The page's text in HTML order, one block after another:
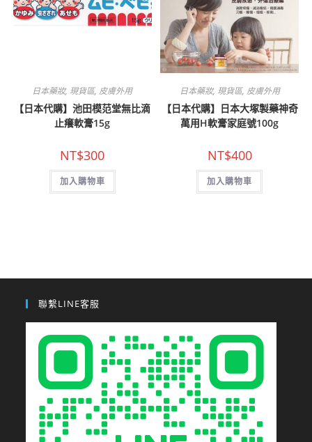
日本藥妝, 現貨區, 皮膚外用
【日本代購】池田模范堂無比滴
止癢軟膏15g
NT$300
加入購物車
日本藥妝, 現貨區, 皮膚外用
【日本代購】日本大塚製藥神奇
萬用H軟膏家庭號100g
NT$400
加入購物車
聯繫LINE客服